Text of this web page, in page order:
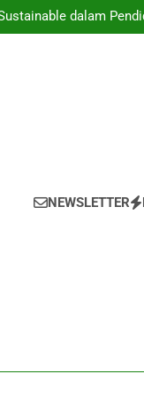
dalam
yang untuk
Sebagai Inovasi
yang untuk
Tumbuhan
NEWSLETTER